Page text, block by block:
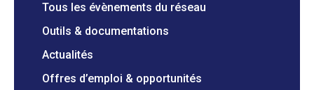
Tous les évènements du réseau
Outils & documentations
Actualités
Offres d’emploi & opportunités